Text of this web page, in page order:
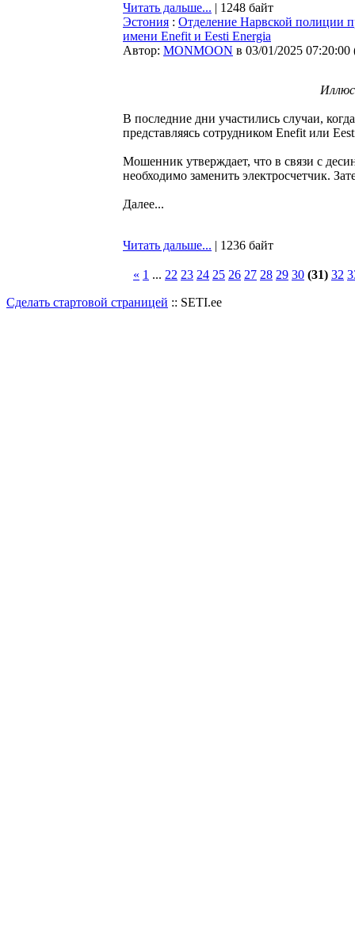
Читать дальше... | 1248 байт
Эстония : Отделение Нарвской полиции
имени Enefit и Eesti Energia
Автор: MONMOON в 03/01/2025 07:20:00
В последние дни участились случаи,
представляясь сотрудником Enefit или
Мошенник утверждает, что в связи с
необходимо заменить электросчетчик.
Далее...
Читать дальше... | 1236 байт
« 1 ... 22 23 24 25 26 27 28 29 30 (31) 32
Сделать стартовой страницей :: SETI.ee